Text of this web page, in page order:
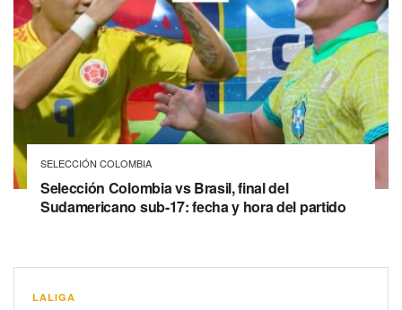
SELECCIÓN COLOMBIA
Selección Colombia vs Brasil, final del
Sudamericano sub-17: fecha y hora del partido
LALIGA